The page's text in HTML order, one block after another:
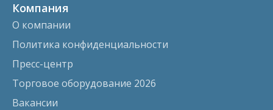
Компания
О компании
Политика конфиденциальности
Пресс-центр
Торговое оборудование 2026
Вакансии